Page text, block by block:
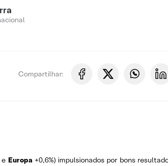
Compartilhar:
e Europa +0,6%) impulsionados por bons